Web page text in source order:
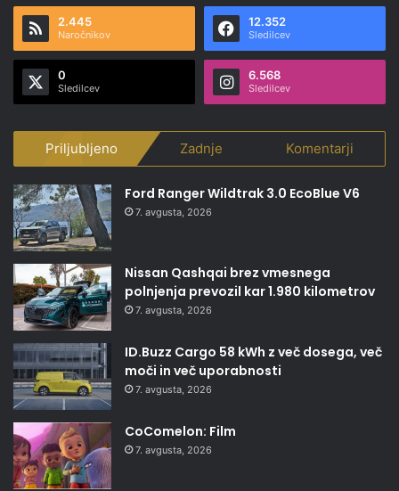
2.445
Naročnikov
12.352
Sledilcev
0
Sledilcev
6.568
Sledilcev
Priljubljeno Zadnje Komentarji
Ford Ranger Wildtrak 3.0 EcoBlue V6
7. avgusta, 2026
Nissan Qashqai brez vmesnega
polnjenja prevozil kar 1.980 kilometrov
7. avgusta, 2026
ID.Buzz Cargo 58 kWh z več dosega, več
moči in več uporabnosti
7. avgusta, 2026
CoComelon: Film
7. avgusta, 2026